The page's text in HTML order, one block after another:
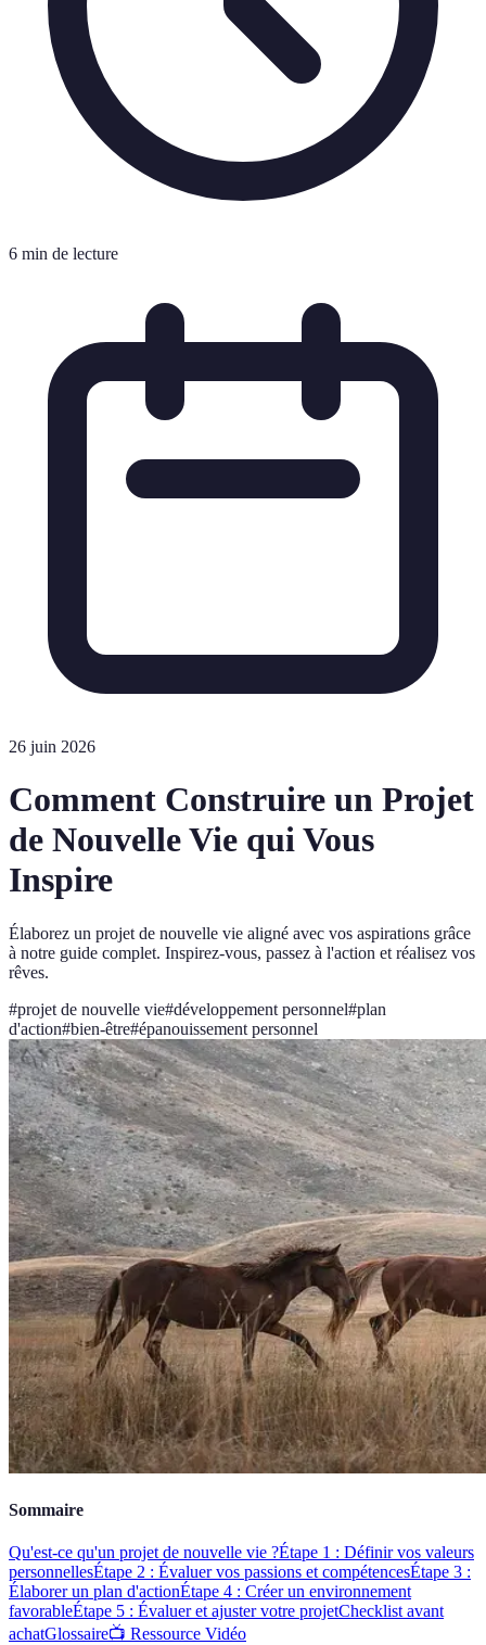
6 min de lecture
26 juin 2026
Comment Construire un Projet
de Nouvelle Vie qui Vous
Inspire
Élaborez un projet de nouvelle vie aligné avec vos aspirations grâce
à notre guide complet. Inspirez-vous, passez à l'action et réalisez vos
rêves.
#projet de nouvelle vie#développement personnel#plan
d'action#bien-être#épanouissement personnel
Sommaire
Qu'est-ce qu'un projet de nouvelle vie ?Étape 1 : Définir vos valeurs
personnellesÉtape 2 : Évaluer vos passions et compétencesÉtape 3 :
Élaborer un plan d'actionÉtape 4 : Créer un environnement
favorableÉtape 5 : Évaluer et ajuster votre projetChecklist avant
achatGlossaire📺 Ressource Vidéo